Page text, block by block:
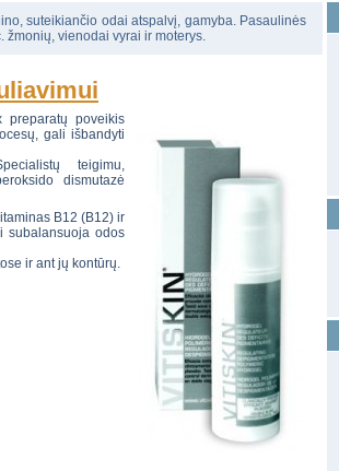
suteikiančio odai atspalvį, gamyba. Pasaulinės
vienodai vyrai ir moterys.
preparatų poveikis
gali išbandyti
teigimu,
dismutazė
B12 (B12) ir
subalansuoja odos
ir ant jų kontūrų.